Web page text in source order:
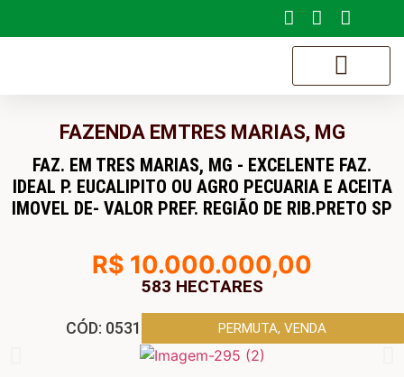
FAZENDAEMTRES MARIAS, MG
FAZ. EM TRES MARIAS, MG - EXCELENTE FAZ.
IDEAL P. EUCALIPITO OU AGRO PECUARIA E ACEITA
IMOVEL DE- VALOR PREF. REGIÃO DE RIB.PRETO SP
R$ 10.000.000,00
583 HECTARES
CÓD: 0531 PERMUTA,VENDA